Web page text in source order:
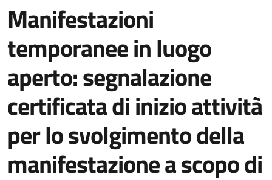
Manifestazioni
temporanee in luogo
aperto: segnalazione
certificata di inizio attività
per lo svolgimento della
manifestazione a scopo di